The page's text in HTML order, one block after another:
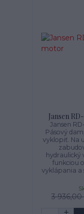
Jansen
Jansen
Pásový
vyklopiť. Na
hydraulický
funkciou
vyklápania a
3 936,00